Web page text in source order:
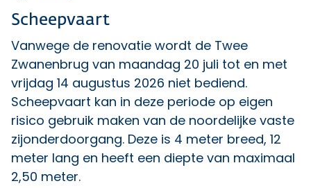
Scheepvaart
Vanwege de renovatie wordt de Twee
Zwanenbrug van maandag 20 juli tot en met
vrijdag 14 augustus 2026 niet bediend.
Scheepvaart kan in deze periode op eigen
risico gebruik maken van de noordelijke vaste
zijonderdoorgang. Deze is 4 meter breed, 12
meter lang en heeft een diepte van maximaal
2,50 meter.